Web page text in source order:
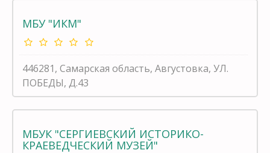
МБУ "ИКМ"
446281, Самарская область, Августовка, УЛ.
ПОБЕДЫ, Д.43
МБУК "СЕРГИЕВСКИЙ ИСТОРИКО-
КРАЕВЕДЧЕСКИЙ МУЗЕЙ"